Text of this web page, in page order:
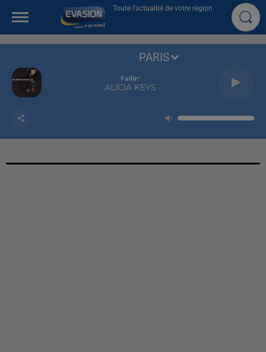
Toute l'actualité de votre région
Fallin'
ALICIA KEYS
PARIS